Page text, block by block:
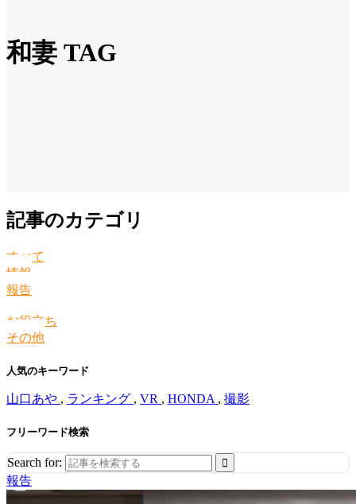
和妻 TAG
記事のカテゴリ
すべて
情報
報告
お役立ち
その他
人気のキーワード
山口あや , ランキング , VR , HONDA , 撮影
フリーワード検索
Search for:
報告